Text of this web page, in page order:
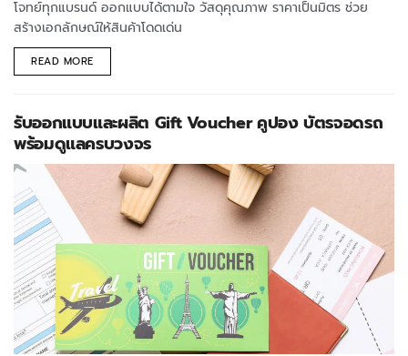
โจทย์ทุกแบรนด์ ออกแบบได้ตามใจ วัสดุคุณภาพ ราคาเป็นมิตร ช่วย
สร้างเอกลักษณ์ให้สินค้าโดดเด่น
READ MORE
รับออกแบบและผลิต Gift Voucher คูปอง บัตรจอดรถ
พร้อมดูแลครบวงจร